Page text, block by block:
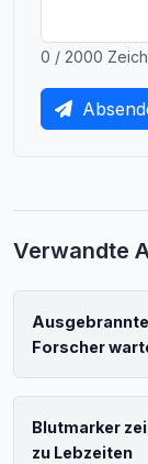
0 / 2000
Verwandte
Forscher
Blutmarker
zu Lebzeiten